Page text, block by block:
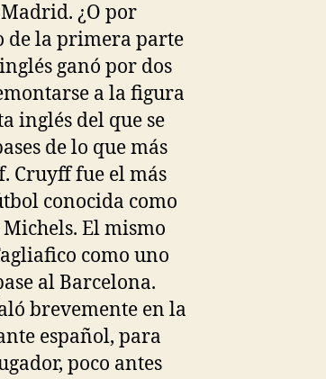
¿O por
de la primera parte
ganó por dos
a la figura
inglés del que se
de lo que más
Cruyff fue el más
conocida como
El mismo
como uno
al Barcelona.
brevemente en la
español, para
poco antes